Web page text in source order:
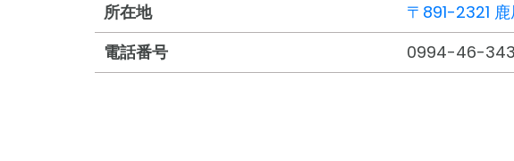
所在地
〒891-2321
電話番号
0994-46-